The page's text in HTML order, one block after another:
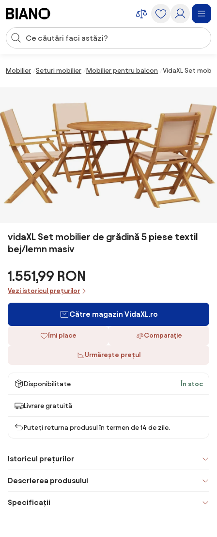
Introducerea căutării
Mobilier Seturi mobilier Mobilier pentru balcon VidaXL Set
vidaXL Set mobilier de grădină 5 piese textil
bej/lemn masiv
1.551,99 RON
Vezi istoricul prețurilor
Către magazin VidaXL.ro
Îmi place Comparaţie
Urmărește prețul
Disponibilitate În stoc
Livrare gratuită
Puteți returna produsul în termen de 14 de zile.
Istoricul prețurilor
Descrierea produsului
Specificații